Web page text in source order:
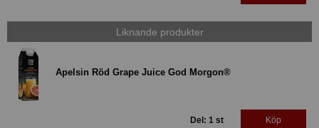
Liknande produkter
Apelsin Röd Grape Juice God Morgon®
Del: 1 st Köp